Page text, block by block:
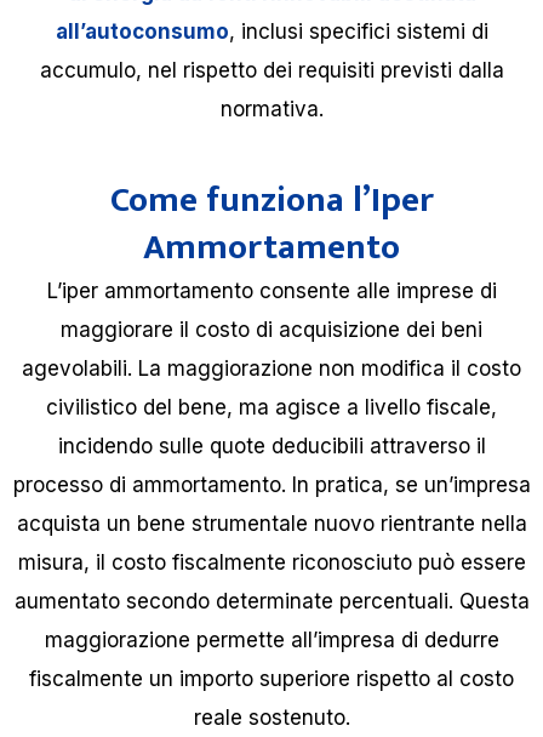
all’autoconsumo, inclusi specifici sistemi di
accumulo, nel rispetto dei requisiti previsti dalla
normativa.
Come funziona l’Iper
Ammortamento
L’iper ammortamento consente alle imprese di
maggiorare il costo di acquisizione dei beni
agevolabili. La maggiorazione non modifica il costo
civilistico del bene, ma agisce a livello fiscale,
incidendo sulle quote deducibili attraverso il
processo di ammortamento. In pratica, se un’impresa
acquista un bene strumentale nuovo rientrante nella
misura, il costo fiscalmente riconosciuto può essere
aumentato secondo determinate percentuali. Questa
maggiorazione permette all’impresa di dedurre
fiscalmente un importo superiore rispetto al costo
reale sostenuto.